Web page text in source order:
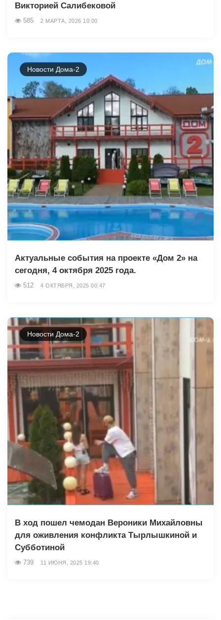
Викторией Салибековой
585 2 МАРТА, 2026 10:00
Новости Дома-2
Актуальные события на проекте «Дом 2» на
сегодня, 4 октября 2025 года.
512 4 ОКТЯБРЯ, 2025 00:47
Новости Дома-2
В ход пошел чемодан Вероники Михайловны
для оживления конфликта Тырлышкиной и
Субботиной
739 11 ИЮНЯ, 2025 19:40